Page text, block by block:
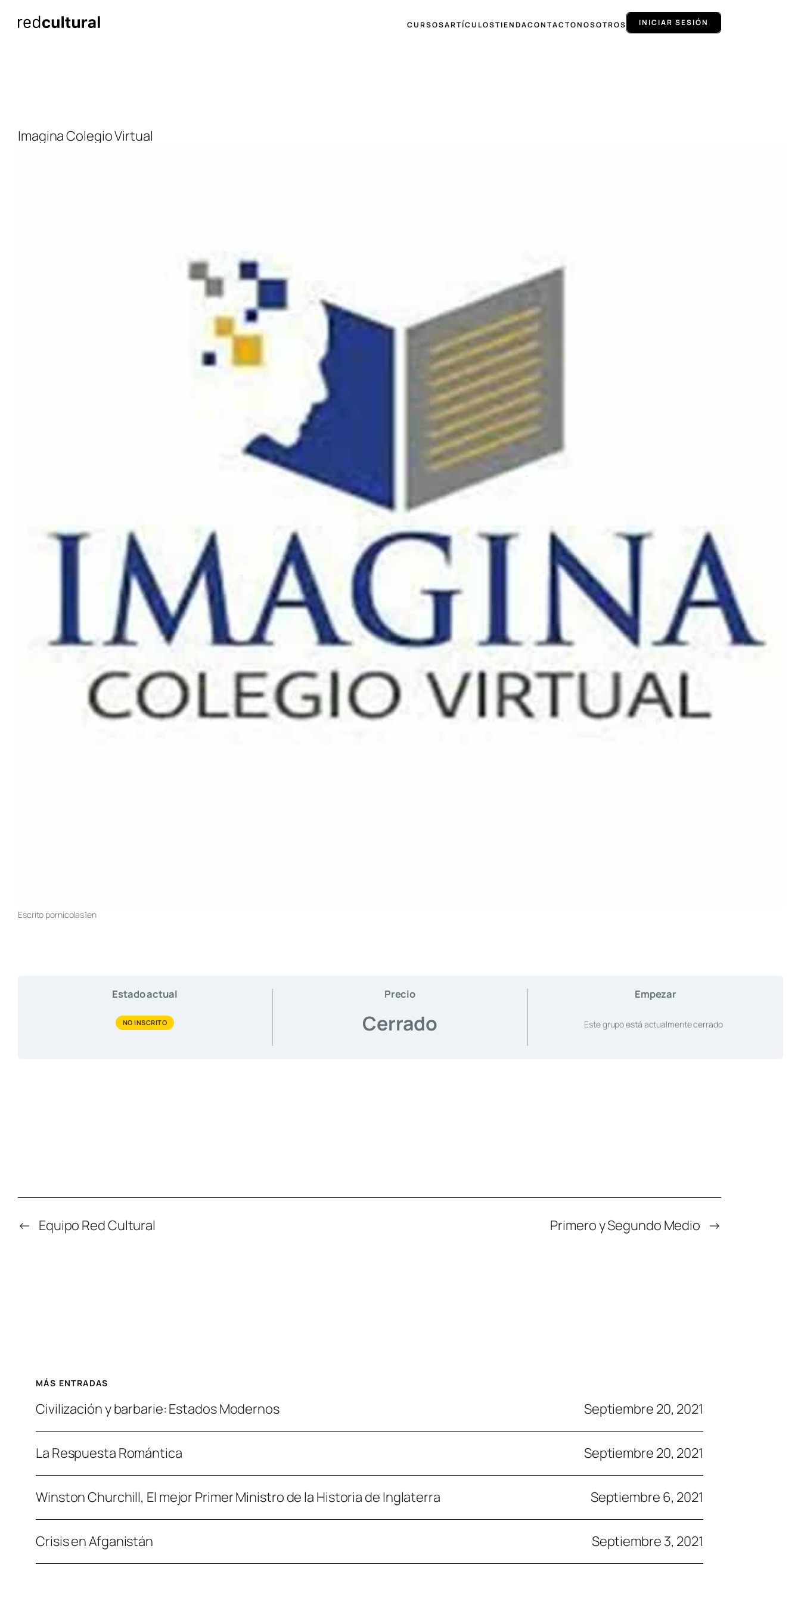
CURSOSARTÍCULOSTIENDACONTACTONOSOTROS INICIAR SESIÓN
Imagina Colegio Virtual
Escrito pornicolas1en
Estado actual
NO INSCRITO
Precio
Cerrado
Empezar
Este grupo está actualmente cerrado
← Equipo Red Cultural Primero y Segundo Medio →
MÁS ENTRADAS
Civilización y barbarie: Estados Modernos Septiembre 20, 2021
La Respuesta Romántica Septiembre 20, 2021
Winston Churchill, El mejor Primer Ministro de la Historia de Inglaterra Septiembre 6, 2021
Crisis en Afganistán Septiembre 3, 2021